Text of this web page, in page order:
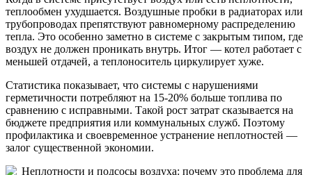
теплообмен ухудшается. Воздушные пробки в радиаторах или
трубопроводах препятствуют равномерному распределению
тепла. Это особенно заметно в системе с закрытым типом, где
воздух не должен проникать внутрь. Итог — котел работает с
меньшей отдачей, а теплоноситель циркулирует хуже.
Статистика показывает, что системы с нарушениями
герметичности потребляют на 15-20% больше топлива по
сравнению с исправными. Такой рост затрат сказывается на
бюджете предприятия или коммунальных служб. Поэтому
профилактика и своевременное устранение неплотностей —
залог существенной экономии.